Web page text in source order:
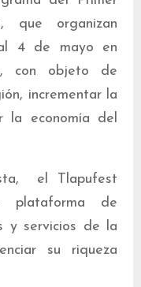
que organizan
4 de mayo en
con objeto de
incrementar la
la economía del
el Tlapufest
plataforma de
y servicios de la
su riqueza